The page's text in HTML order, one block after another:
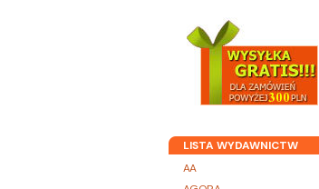
LISTA WYDAWNICTW
AA